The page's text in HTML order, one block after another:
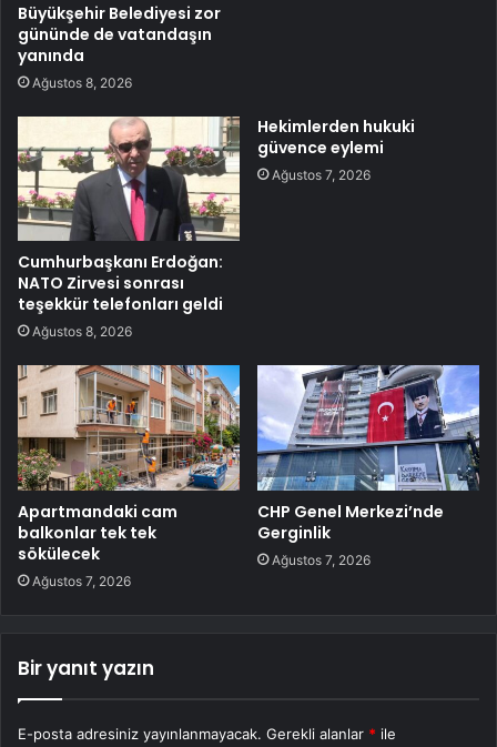
Büyükşehir Belediyesi zor
gününde de vatandaşın
yanında
Ağustos 8, 2026
Cumhurbaşkanı Erdoğan:
NATO Zirvesi sonrası
teşekkür telefonları geldi
Ağustos 8, 2026
Hekimlerden hukuki
güvence eylemi
Ağustos 7, 2026
Apartmandaki cam
balkonlar tek tek
sökülecek
Ağustos 7, 2026
CHP Genel Merkezi’nde
Gerginlik
Ağustos 7, 2026
Bir yanıt yazın
E-posta adresiniz yayınlanmayacak. Gerekli alanlar * ile